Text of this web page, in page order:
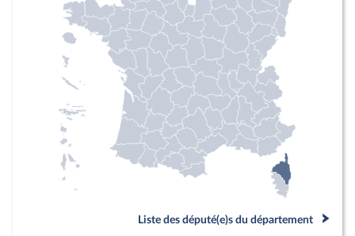
Liste des député(e)s du département